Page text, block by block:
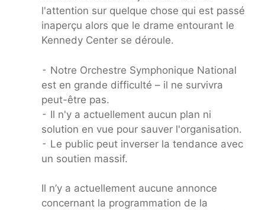
l'attention sur quelque chose qui est passé
inaperçu alors que le drame entourant le
Kennedy Center se déroule.
⁃ Notre Orchestre Symphonique National
est en grande difficulté – il ne survivra
peut-être pas.
⁃ Il n'y a actuellement aucun plan ni
solution en vue pour sauver l'organisation.
⁃ Le public peut inverser la tendance avec
un soutien massif.
Il n’y a actuellement aucune annonce
concernant la programmation de la